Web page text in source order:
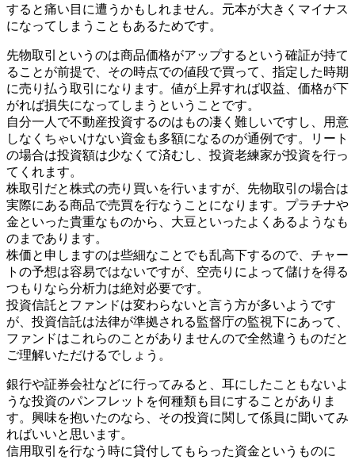
すると痛い目に遭うかもしれません。元本が大きくマイナス
になってしまうこともあるためです。
先物取引というのは商品価格がアップするという確証が持て
ることが前提で、その時点での値段で買って、指定した時期
に売り払う取引になります。値が上昇すれば収益、価格が下
がれば損失になってしまうということです。
自分一人で不動産投資するのはもの凄く難しいですし、用意
しなくちゃいけない資金も多額になるのが通例です。リート
の場合は投資額は少なくて済むし、投資老練家が投資を行っ
てくれます。
株取引だと株式の売り買いを行いますが、先物取引の場合は
実際にある商品で売買を行なうことになります。プラチナや
金といった貴重なものから、大豆といったよくあるようなも
のまであります。
株価と申しますのは些細なことでも乱高下するので、チャー
トの予想は容易ではないですが、空売りによって儲けを得る
つもりなら分析力は絶対必要です。
投資信託とファンドは変わらないと言う方が多いようです
が、投資信託は法律が準拠される監督庁の監視下にあって、
ファンドはこれらのことがありませんので全然違うものだと
ご理解いただけるでしょう。
銀行や証券会社などに行ってみると、耳にしたこともないよ
うな投資のパンフレットを何種類も目にすることがありま
す。興味を抱いたのなら、その投資に関して係員に聞いてみ
ればいいと思います。
信用取引を行なう時に貸付してもらった資金というものに